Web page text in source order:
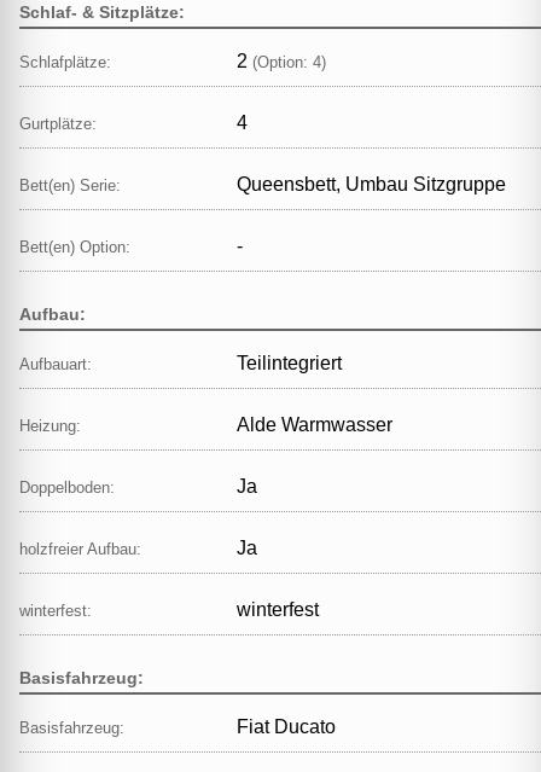
Schlaf- & Sitzplätze:
Schlafplätze: 2 (Option: 4)
Gurtplätze: 4
Bett(en) Serie: Queensbett, Umbau Sitzgruppe
Bett(en) Option: -
Aufbau:
Aufbauart: Teilintegriert
Heizung: Alde Warmwasser
Doppelboden: Ja
holzfreier Aufbau: Ja
winterfest: winterfest
Basisfahrzeug:
Basisfahrzeug: Fiat Ducato